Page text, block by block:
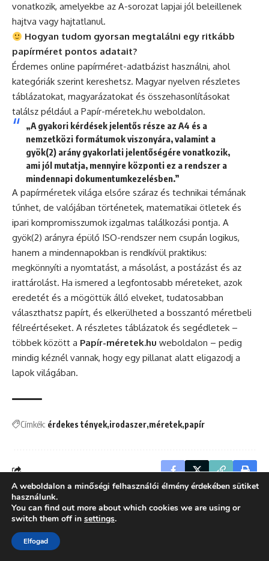
vonatkozik, amelyekbe az A-sorozat lapjai jól beleillenek
hajtva vagy hajtatlanul.
Hogyan tudom gyorsan megtalálni egy ritkább
papírméret pontos adatait?
Érdemes online papírméret-adatbázist használni, ahol
kategóriák szerint kereshetsz. Magyar nyelven részletes
táblázatokat, magyarázatokat és összehasonlításokat
találsz például a Papír-méretek.hu weboldalon.
„A gyakori kérdések jelentős része az A4 és a
nemzetközi formátumok viszonyára, valamint a
gyök(2) arány gyakorlati jelentőségére vonatkozik,
ami jól mutatja, mennyire központi ez a rendszer a
mindennapi dokumentumkezelésben.”
A papírméretek világa elsőre száraz és technikai témának
tűnhet, de valójában történetek, matematikai ötletek és
ipari kompromisszumok izgalmas találkozási pontja. A
gyök(2) arányra épülő ISO-rendszer nem csupán logikus,
hanem a mindennapokban is rendkívül praktikus:
megkönnyíti a nyomtatást, a másolást, a postázást és az
irattárolást. Ha ismered a legfontosabb méreteket, azok
eredetét és a mögöttük álló elveket, tudatosabban
választhatsz papírt, és elkerülheted a bosszantó méretbeli
félreértéseket. A részletes táblázatok és segédletek –
többek között a Papír-méretek.hu weboldalon – pedig
mindig kéznél vannak, hogy egy pillanat alatt eligazodj a
lapok világában.
Címkék: érdekes tények irodaszer méretek papír
Keresés
Legutóbbi bejegyzések
A weboldalon a minőségi felhasználói élmény érdekében sütiket
használunk.
You can find out more about which cookies we are using or
switch them off in settings.
Elfogad